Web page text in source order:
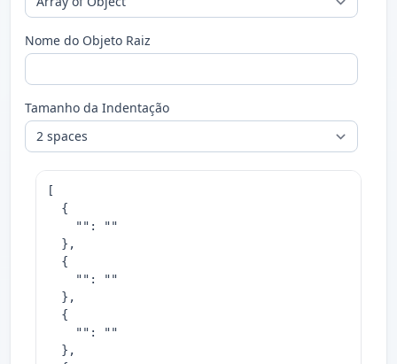
Nome do Objeto Raiz
Tamanho da Indentação